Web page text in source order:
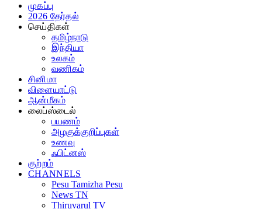
முகப்பு
2026 தேர்தல்
செய்திகள்
தமிழ்நாடு
இந்தியா
உலகம்
வணிகம்
சினிமா
விளையாட்டு
ஆன்மீகம்
லைப்ஸ்டைல்
பயணம்
அழகுக்குறிப்புகள்
உணவு
ஃபிட்னஸ்
குற்றம்
CHANNELS
Pesu Tamizha Pesu
News TN
Thiruvarul TV